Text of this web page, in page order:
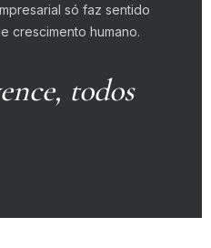
só faz sentido
crescimento humano.
todos